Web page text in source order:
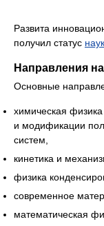
Развита
получил статус
Направления
Основные
химическая
и модификации
систем,
кинетика и
физика
современное
математическая